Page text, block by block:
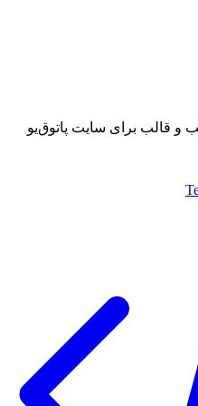
و قالب برای سایت پاتوق‌یو